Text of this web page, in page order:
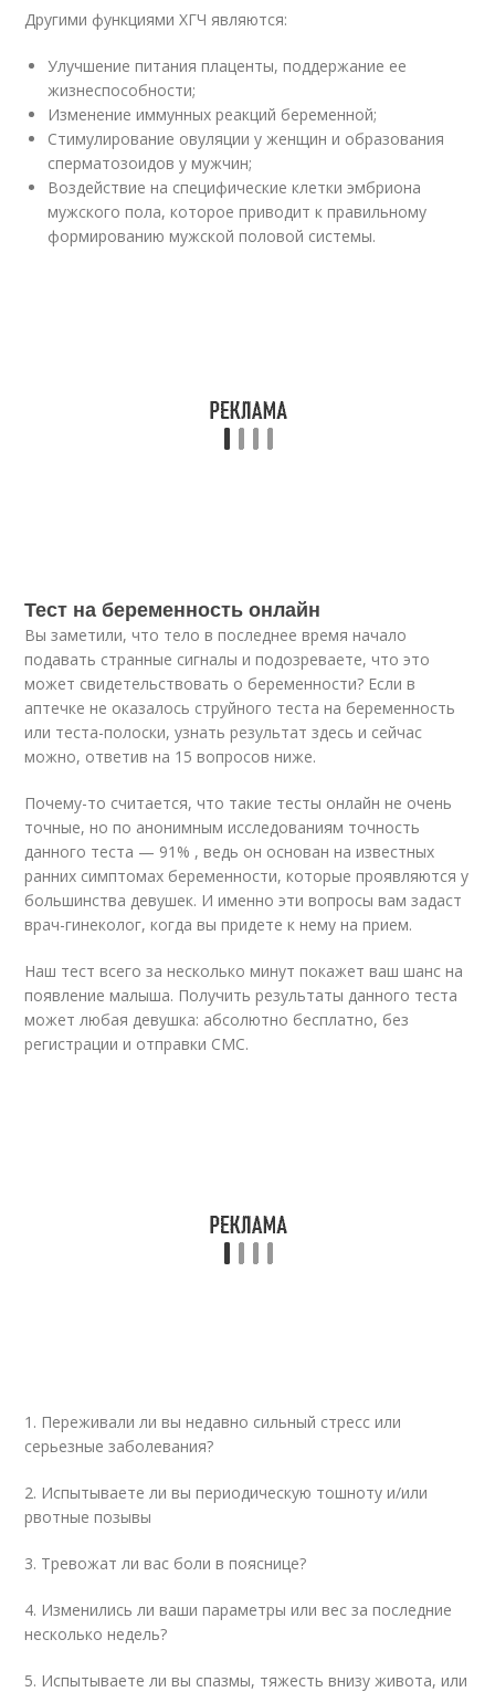
Другими функциями ХГЧ являются:
Улучшение питания плаценты, поддержание ее
жизнеспособности;
Изменение иммунных реакций беременной;
Стимулирование овуляции у женщин и образования
сперматозоидов у мужчин;
Воздействие на специфические клетки эмбриона
мужского пола, которое приводит к правильному
формированию мужской половой системы.
Тест на беременность онлайн
Вы заметили, что тело в последнее время начало
подавать странные сигналы и подозреваете, что это
может свидетельствовать о беременности? Если в
аптечке не оказалось струйного теста на беременность
или теста-полоски, узнать результат здесь и сейчас
можно, ответив на 15 вопросов ниже.
Почему-то считается, что такие тесты онлайн не очень
точные, но по анонимным исследованиям точность
данного теста — 91% , ведь он основан на известных
ранних симптомах беременности, которые проявляются у
большинства девушек. И именно эти вопросы вам задаст
врач-гинеколог, когда вы придете к нему на прием.
Наш тест всего за несколько минут покажет ваш шанс на
появление малыша. Получить результаты данного теста
может любая девушка: абсолютно бесплатно, без
регистрации и отправки СМС.
1. Переживали ли вы недавно сильный стресс или
серьезные заболевания?
2. Испытываете ли вы периодическую тошноту и/или
рвотные позывы
3. Тревожат ли вас боли в пояснице?
4. Изменились ли ваши параметры или вес за последние
несколько недель?
5. Испытываете ли вы спазмы, тяжесть внизу живота, или